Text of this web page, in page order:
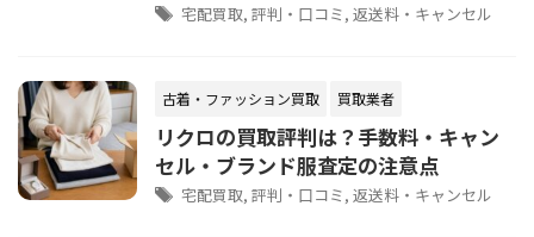
宅配買取, 評判・口コミ, 返送料・キャンセル
古着・ファッション買取 買取業者
リクロの買取評判は？手数料・キャン
セル・ブランド服査定の注意点
宅配買取, 評判・口コミ, 返送料・キャンセル